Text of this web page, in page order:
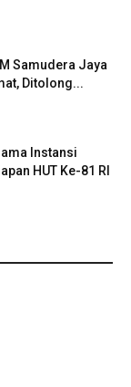
Samudera Jaya
Ditolong...
Instansi
HUT Ke-81 RI